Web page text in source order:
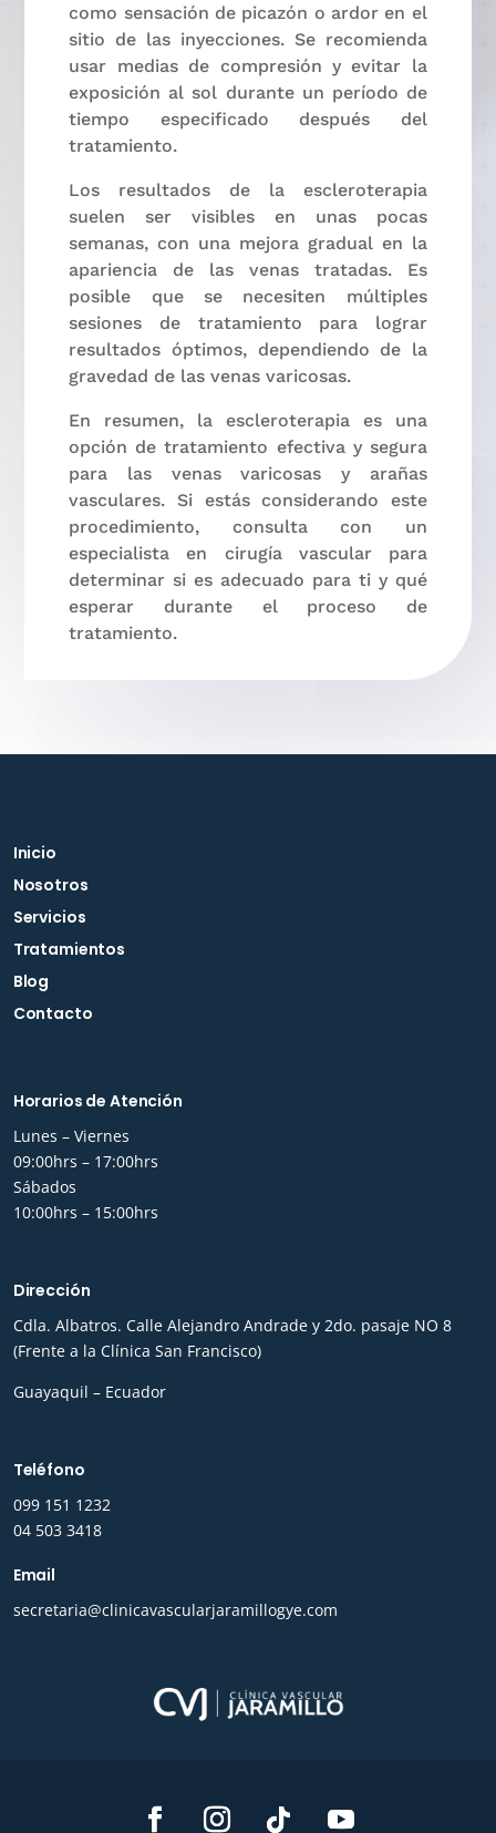
como sensación de picazón o ardor en el
sitio de las inyecciones. Se recomienda
usar medias de compresión y evitar la
exposición al sol durante un período de
tiempo especificado después del
tratamiento.
Los resultados de la escleroterapia
suelen ser visibles en unas pocas
semanas, con una mejora gradual en la
apariencia de las venas tratadas. Es
posible que se necesiten múltiples
sesiones de tratamiento para lograr
resultados óptimos, dependiendo de la
gravedad de las venas varicosas.
En resumen, la escleroterapia es una
opción de tratamiento efectiva y segura
para las venas varicosas y arañas
vasculares. Si estás considerando este
procedimiento, consulta con un
especialista en cirugía vascular para
determinar si es adecuado para ti y qué
esperar durante el proceso de
tratamiento.
Inicio
Nosotros
Servicios
Tratamientos
Blog
Contacto
Horarios de Atención
Lunes – Viernes
09:00hrs – 17:00hrs
Sábados
10:00hrs – 15:00hrs
Dirección
Cdla. Albatros. Calle Alejandro Andrade y 2do. pasaje NO 8
(Frente a la Clínica San Francisco)
Guayaquil – Ecuador
Teléfono
099 151 1232
04 503 3418
Email
secretaria@clinicavascularjaramillogye.com